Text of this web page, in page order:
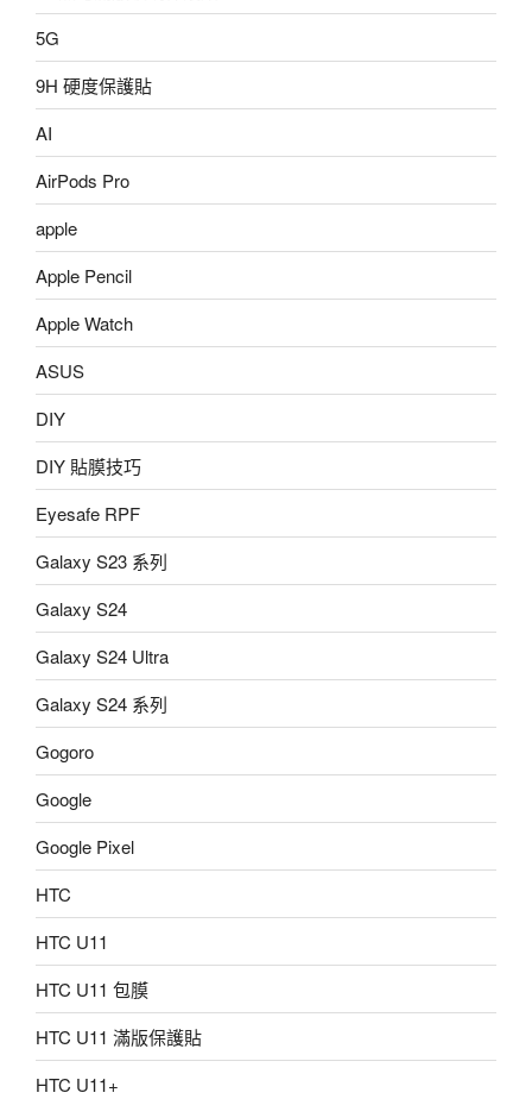
5G
9H 硬度保護貼
AI
AirPods Pro
apple
Apple Pencil
Apple Watch
ASUS
DIY
DIY 貼膜技巧
Eyesafe RPF
Galaxy S23 系列
Galaxy S24
Galaxy S24 Ultra
Galaxy S24 系列
Gogoro
Google
Google Pixel
HTC
HTC U11
HTC U11 包膜
HTC U11 滿版保護貼
HTC U11+